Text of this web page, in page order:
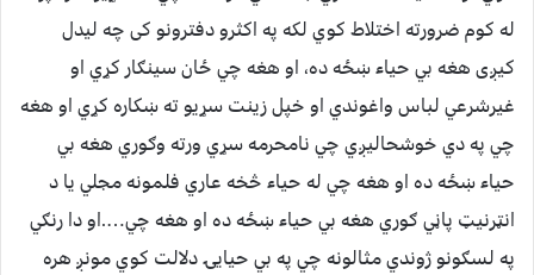
له كوم ضرورته اختلاط كوي لکه په اکثرو دفترونو کی چه لیدل
کیږی هغه بي حياء ښځه ده، او هغه چي ځان سينګار كړي او
غيرشرعي لباس واغوندي او خپل زينت سړيو ته ښكاره كړي او هغه
چي په دي خوشحاليږي چي نامحرمه سړي ورته وګوري هغه بي
حياء ښځه ده او هغه چي له حياء څخه عاري فلمونه مجلي يا د
انټرنيټ پاڼي ګوري هغه بي حياء ښځه ده او هغه چي….او دا رنګي
په لسګونو ژوندي مثالونه چي په بي حيايۍ دلالت كوي مونږ هره